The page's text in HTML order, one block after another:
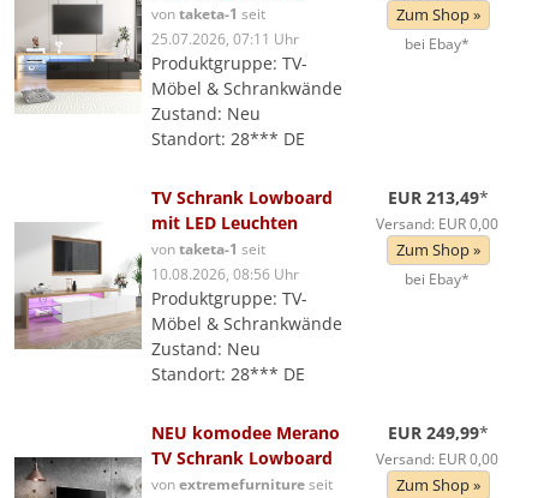
vontaketa-1 seit
25.07.2026, 07:11 Uhr
Produktgruppe: TV-
Möbel & Schrankwände
Zustand: Neu
Standort: 28*** DE
Zum Shop »
bei Ebay*
TV Schrank Lowboard
mit LED Leuchten
vontaketa-1 seit
10.08.2026, 08:56 Uhr
Produktgruppe: TV-
Möbel & Schrankwände
Zustand: Neu
Standort: 28*** DE
EUR 213,49*
Versand: EUR 0,00
Zum Shop »
bei Ebay*
NEU komodee Merano
TV Schrank Lowboard
vonextremefurnitureseit
EUR 249,99*
Versand: EUR 0,00
Zum Shop »